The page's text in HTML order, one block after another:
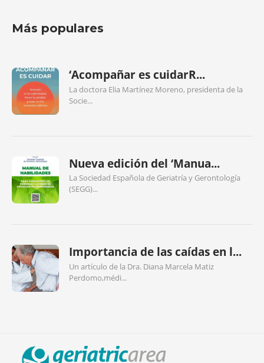
Más populares
‘Acompañar es cuidarR...
La doctora Elia Martínez Moreno, presidenta de la
Socie...
Nueva edición del ‘Manua...
La Sociedad Española de Geriatría y Gerontología
(SEGG)...
Importancia de las caídas en l...
Un artículo de la Dra. Diana Marcela Matiz
Perdomo,médi...